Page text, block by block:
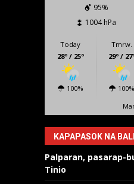
95%
1004 hPa
Today
28º / 25º
100%
Tmrw.
29º /
100%
KAPAPASOK NA
Palparan, pasarap-
Tinio